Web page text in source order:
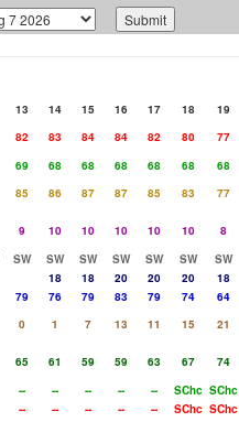
13 14 15 16 17 18 19
82 83 84 84 82 80 77
69 68 68 68 68 68 68
85 86 87 87 85 83
77
9 10 10 10 10 10 8
SW SW SW SW SW SW SW
18 18 20 20 20
18
79 76 79 83 79 74 64
0 1 7 13 11 15 21
65 61 59 59 63 67 74
-- -- -- -- -- SChc SChc
-- -- -- -- -- SChc SChc